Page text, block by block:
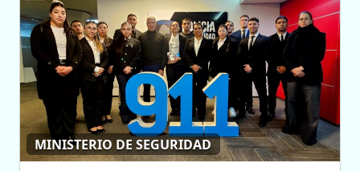
MINISTERIO DE SEGURIDAD